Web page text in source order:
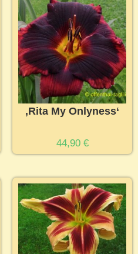
‚Rita My Onlyness‘
44,90 €